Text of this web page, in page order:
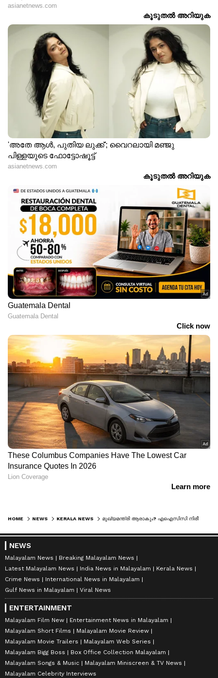
HOME NEWS KERALA NEWS
NEWS
Malayalam News
Breaking Malayalam News
Latest Malayalam News
India News in Malayalam
Kerala News
Crime News
International News in Malayalam
Gulf News in Malayalam
Viral News
ENTERTAINMENT
Malayalam Film New
Entertainment News in Malayalam
Malayalam Short Films
Malayalam Movie Review
Malayalam Movie Trailers
Malayalam Web Series
Malayalam Bigg Boss
Box Office Collection Malayalam
Malayalam Songs & Music
Malayalam Miniscreen & TV News
Malayalam Celebrity Interviews